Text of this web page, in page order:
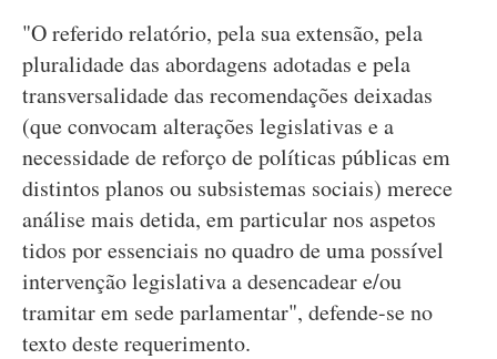
"O referido relatório, pela sua extensão, pela
pluralidade das abordagens adotadas e pela
transversalidade das recomendações deixadas
(que convocam alterações legislativas e a
necessidade de reforço de políticas públicas em
distintos planos ou subsistemas sociais) merece
análise mais detida, em particular nos aspetos
tidos por essenciais no quadro de uma possível
intervenção legislativa a desencadear e/ou
tramitar em sede parlamentar", defende-se no
texto deste requerimento.